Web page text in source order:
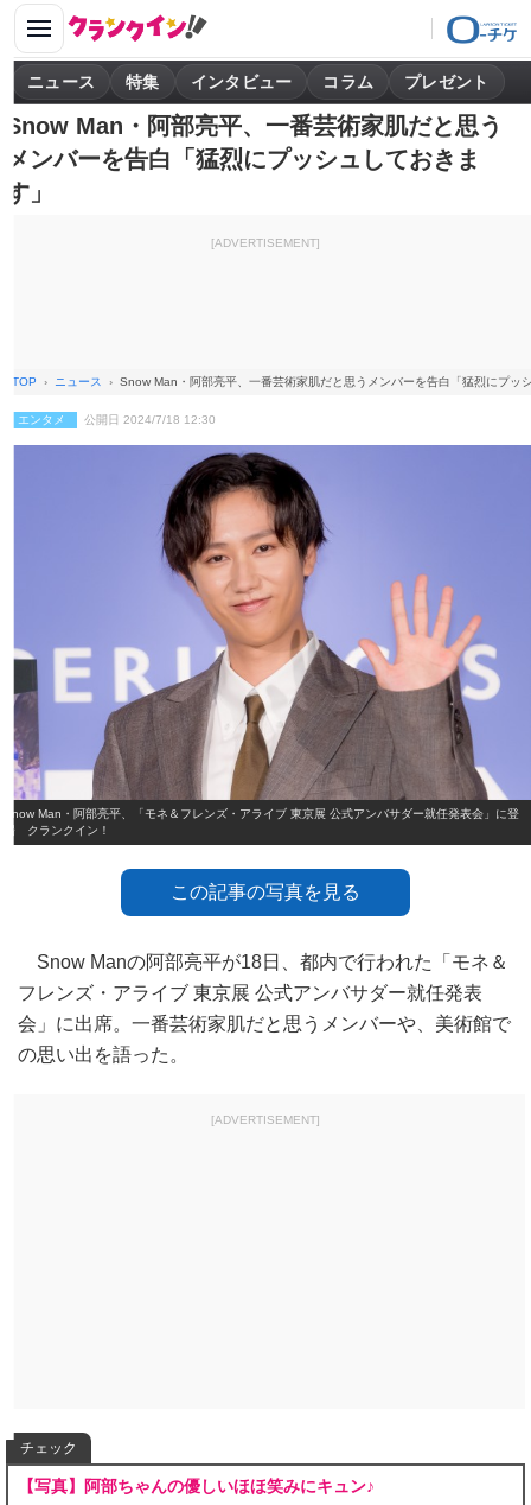
ニュース 特集 インタビュー コラム プレゼント
Snow Man・阿部亮平、一番芸術家肌だと思う
メンバーを告白「猛烈にプッシュしておきま
す」
[ADVERTISEMENT]
TOP ニュース Snow Man・阿部亮平、一番芸術家肌だと思うメンバーを告白「猛烈にプッ
エンタメ 公開日 2024/7/18 12:30
Snow Man・阿部亮平、「モネ＆フレンズ・アライブ 東京展 公式アンバサダー就任発表会」に登
場 クランクイン！
この記事の写真を見る
Snow Manの阿部亮平が18日、都内で行われた「モネ＆
フレンズ・アライブ 東京展 公式アンバサダー就任発表
会」に出席。一番芸術家肌だと思うメンバーや、美術館で
の思い出を語った。
[ADVERTISEMENT]
チェック
【写真】阿部ちゃんの優しいほほ笑みにキュン♪